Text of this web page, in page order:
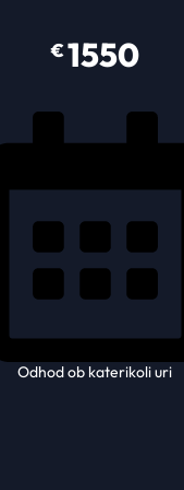
€1550
Odhod ob katerikoli uri